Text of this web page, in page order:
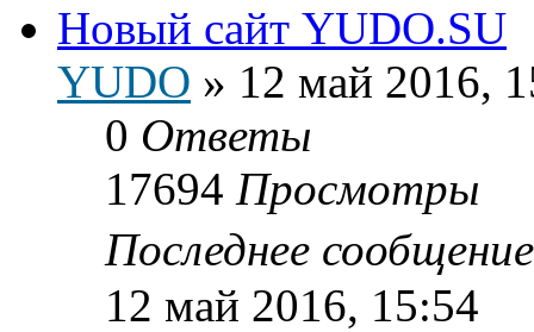
Новый сайт YUDO.SU
YUDO » 12 май 2016,
0 Ответы
17694 Просмотры
Последнее
12 май 2016, 15:54